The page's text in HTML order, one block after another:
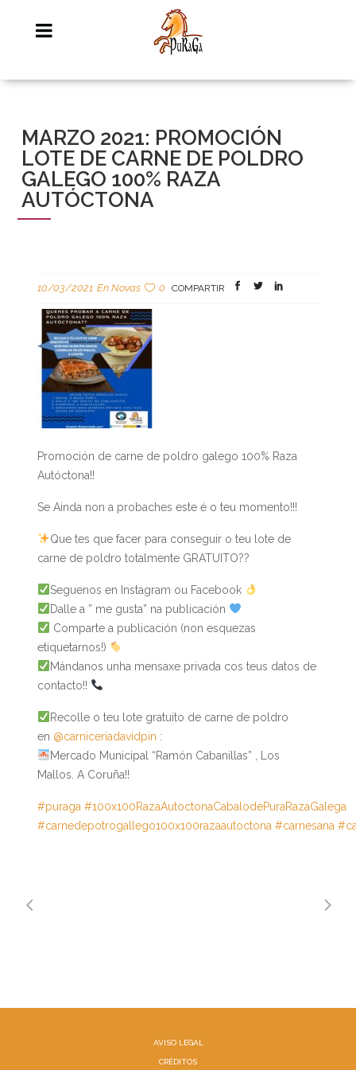
MARZO 2021: PROMOCIÓN
LOTE DE CARNE DE POLDRO
GALEGO 100% RAZA
AUTÓCTONA
10/03/2021 EnNovas 0 COMPARTIR
Promoción de carne de poldro galego 100% Raza
Autóctona!!
Se Ainda non a probaches este é o teu momento!!!
Que tes que facer para conseguir o teu lote de
carne de poldro totalmente GRATUITO??
Seguenos en Instagram ou Facebook
Dalle a ” me gusta” na publicación
Comparte a publicación (non esquezas
etiquetarnos!)
Mándanos unha mensaxe privada cos teus datos de
contacto!!
Recolle o teu lote gratuito de carne de poldro
en @carniceriadavidpin :
Mercado Municipal “Ramón Cabanillas” , Los
Mallos. A Coruña!!
#puraga #100x100RazaAutoctonaCabalodePuraRazaGalega
#carnedepotrogallego100x100razaautoctona #carnesana
AVISO LEGAL
CRÉDITOS